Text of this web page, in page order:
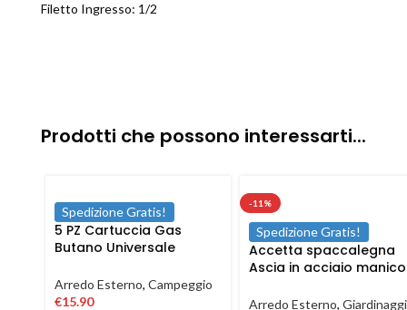
Filetto Ingresso: 1/2
Prodotti che possono interessarti...
Spedizione Gratis!
5 PZ Cartuccia Gas
Butano Universale
campeggio 190 gr
Arredo Esterno, Campeggio
€15.90
-11%
Spedizione Gratis!
Accetta spaccalegna
Ascia in acciaio manico
600 1500 gr
Arredo Esterno,